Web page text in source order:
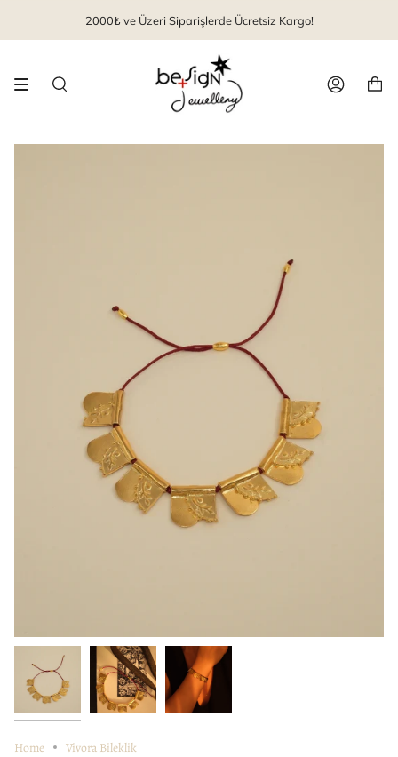
2000₺ ve Üzeri Siparişlerde Ücretsiz Kargo!
Arama Hesap
Home Vivora Bileklik